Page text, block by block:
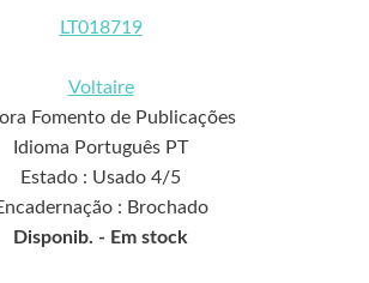
LT018719
Voltaire
Fomento de Publicações
Idioma Português PT
Estado : Usado 4/5
: Brochado
Disponib. - Em stock